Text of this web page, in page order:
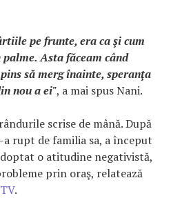
pe frunte, era ca şi cum
Asta făceam când
să merg înainte, speranţa
nou a ei", a mai spus Nani.
scrise de mână. După
rupt de familia sa, a început
o atitudine negativistă,
prin oraş, relatează
.